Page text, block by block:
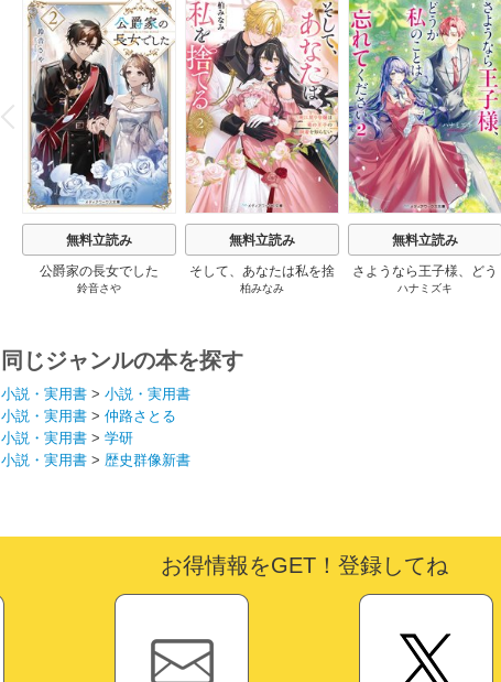
P
r
e
v
i
o
u
s
無料立読み
公爵家の長女でした
鈴音さや
無料立読み
そして、あなたは私を捨
てる
柏みなみ
無料立読み
さようなら王子様、どう
か私のことは忘れてくだ
ハナミズキ
同じジャンルの本を探す
小説・実用書 > 小説・実用書
小説・実用書 > 仲路さとる
小説・実用書 > 学研
小説・実用書 > 歴史群像新書
お得情報をGET！登録してね